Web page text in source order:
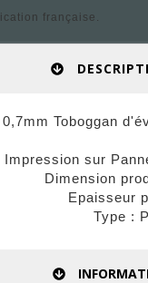
française.
Toboggan
Impression sur
Dimension
Epaisseur
Type :